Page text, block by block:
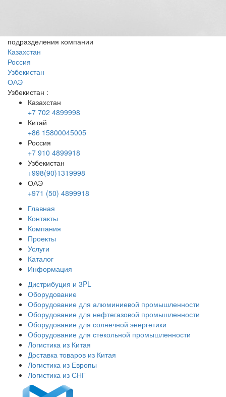
подразделения компании
Казахстан
Россия
Узбекистан
ОАЭ
Узбекистан :
Казахстан
+7 702 4899998
Китай
+86 15800045005
Россия
+7 910 4899918
Узбекистан
+998(90)1319998
ОАЭ
+971 (50) 4899918
Главная
Контакты
Компания
Проекты
Услуги
Каталог
Информация
Дистрибуция и 3PL
Оборудование
Оборудование для алюминиевой промышленности
Оборудование для нефтегазовой промышленности
Оборудование для солнечной энергетики
Оборудование для стекольной промышленности
Логистика из Китая
Доставка товаров из Китая
Логистика из Европы
Логистика из СНГ